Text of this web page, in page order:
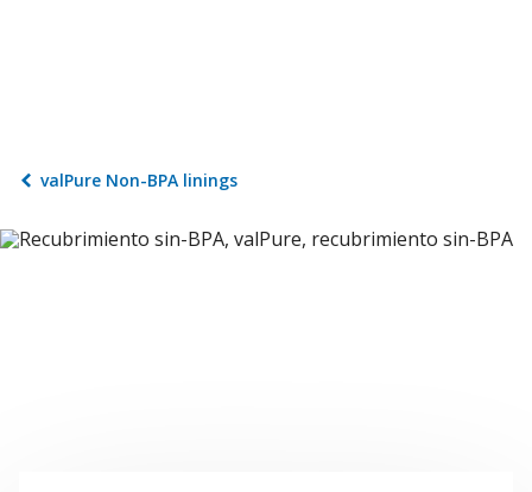
valPure Non-BPA linings